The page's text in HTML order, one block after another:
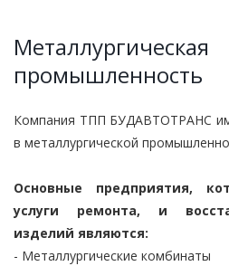
Металлургическая
промышленность
Компания ТПП БУДАВТОТРАНС
в металлургической
Основные предприятия,
услуги ремонта, и
изделий являются:
- Металлургические комбинаты